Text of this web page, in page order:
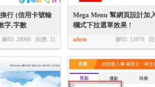
行 (信用卡號輸
字,字數
腳印: 28068 回應: 31
Mega Menu 幫網頁設計加
欄式下拉選單效果 !
腳印: 13970
admin